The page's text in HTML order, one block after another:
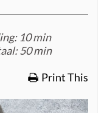
: 10 min
: 50 min
Print This